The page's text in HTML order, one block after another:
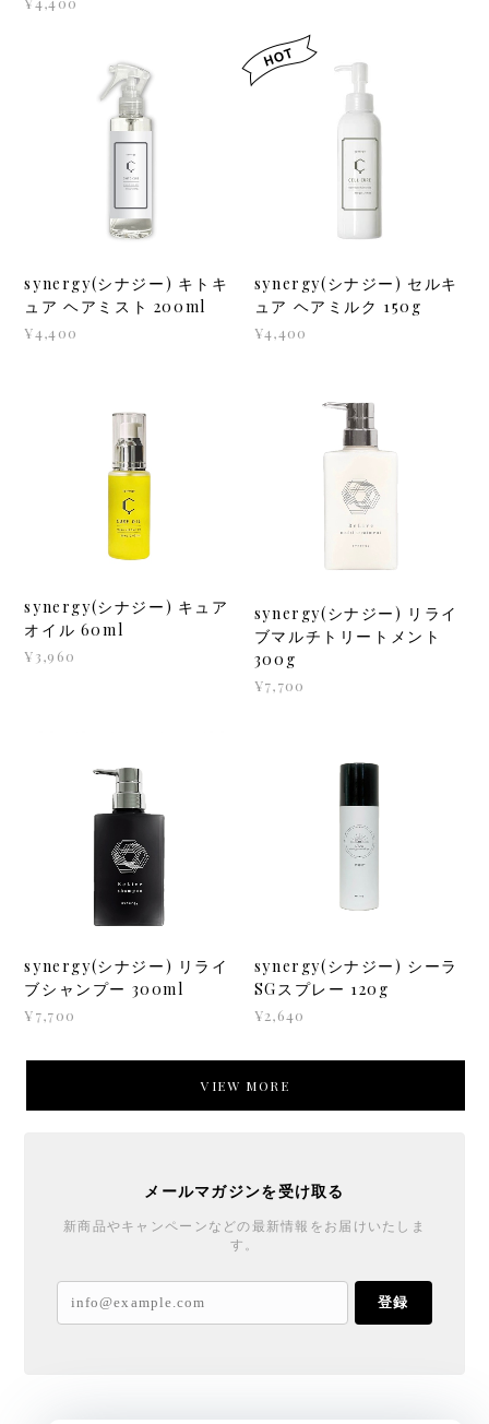
synergy(シナジー) キトキ
ュア ヘアミスト 200ml
¥4,400
synergy(シナジー) セルキ
ュア ヘアミルク 150g
¥4,400
synergy(シナジー) キュア
オイル 60ml
¥3,960
synergy(シナジー) リライ
ブマルチトリートメント
300g
¥7,700
synergy(シナジー) リライ
ブシャンプー 300ml
¥7,700
synergy(シナジー) シーラ
SGスプレー 120g
¥2,640
VIEW MORE
メールマガジンを受け取る
新商品やキャンペーンなどの最新情報をお届けいたしま
す。
登録